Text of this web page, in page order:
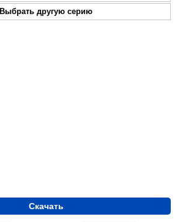
Выбрать другую серию
Скачать